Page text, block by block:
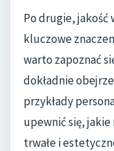
Po drugie, jakość
kluczowe
warto zapoznać
dokładnie
przykłady
upewnić się, jakie
trwałe i